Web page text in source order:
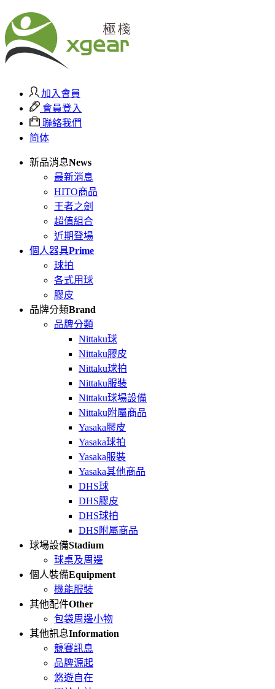
加入會員
會員登入
聯絡我們
简体
新品消息News
最新消息
HITO商品
王者之劍
超值組合
近期登場
個人器具Prime
球拍
各式用球
膠皮
品牌分類Brand
品牌分類
Nittaku球
Nittaku膠皮
Nittaku球拍
Nittaku服裝
Nittaku球場設備
Nittaku附屬商品
Yasaka膠皮
Yasaka球拍
Yasaka服裝
Yasaka其他商品
DHS球
DHS膠皮
DHS球拍
DHS附屬商品
球場設備Stadium
球桌及周邊
個人裝備Equipment
機能服裝
其他配件Other
包袋周邊小物
其他訊息Information
競賽訊息
品牌源起
悠遊自在